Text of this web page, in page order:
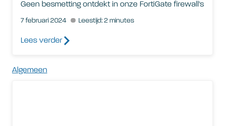
Geen besmetting ontdekt in onze FortiGate firewall's
7 februari 2024 Leestijd: 2 minutes
Lees verder
Algemeen